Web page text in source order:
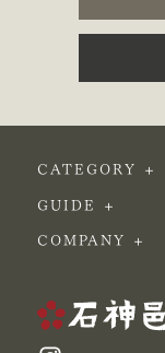
CATEGORY
GUIDE
COMPANY